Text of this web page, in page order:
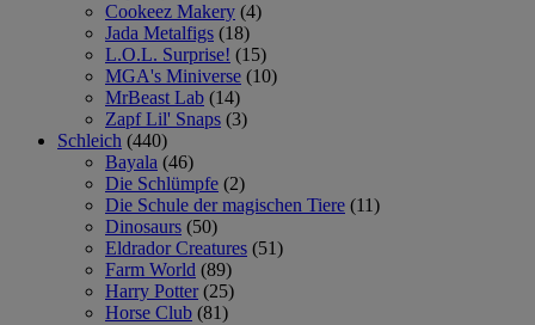
Cookeez Makery (4)
Jada Metalfigs (18)
L.O.L. Surprise! (15)
MGA's Miniverse (10)
MrBeast Lab (14)
Zapf Lil' Snaps (3)
Schleich (440)
Bayala (46)
Die Schlümpfe (2)
Die Schule der magischen Tiere (11)
Dinosaurs (50)
Eldrador Creatures (51)
Farm World (89)
Harry Potter (25)
Horse Club (81)